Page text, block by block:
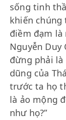
sống tinh
khiến chúng
điềm đạm
Nguyễn Duy
đừng phải là
dũng của
trước ta họ
là ảo mộng
như họ?”